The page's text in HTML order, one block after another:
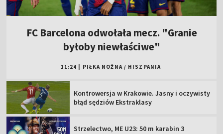
FC Barcelona odwołała mecz. "Granie
byłoby niewłaściwe"
11:24 PIŁKA NOŻNA / HISZPANIA
Kontrowersja w Krakowie. Jasny i oczywisty
błąd sędziów Ekstraklasy
Strzelectwo, ME U23: 50 m karabin 3